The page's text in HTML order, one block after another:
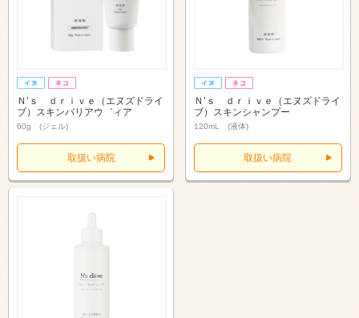
Ｎ’ｓ ｄｒｉｖｅ（エヌズドライ
ブ）スキンバリアウ゛ィア
60g (ジェル)
取扱い病院
Ｎ’ｓ ｄｒｉｖｅ（エヌズドライ
ブ）スキンシャンプー
120mL (液体)
取扱い病院